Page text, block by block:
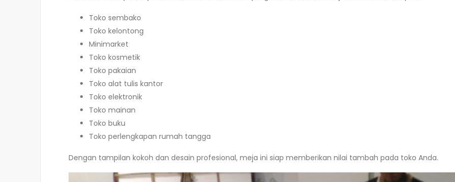
Toko sembako
Toko kelontong
Minimarket
Toko kosmetik
Toko pakaian
Toko alat tulis kantor
Toko elektronik
Toko mainan
Toko buku
Toko perlengkapan rumah tangga
Dengan tampilan kokoh dan desain profesional, meja ini siap memberikan nilai tambah pada toko Anda.